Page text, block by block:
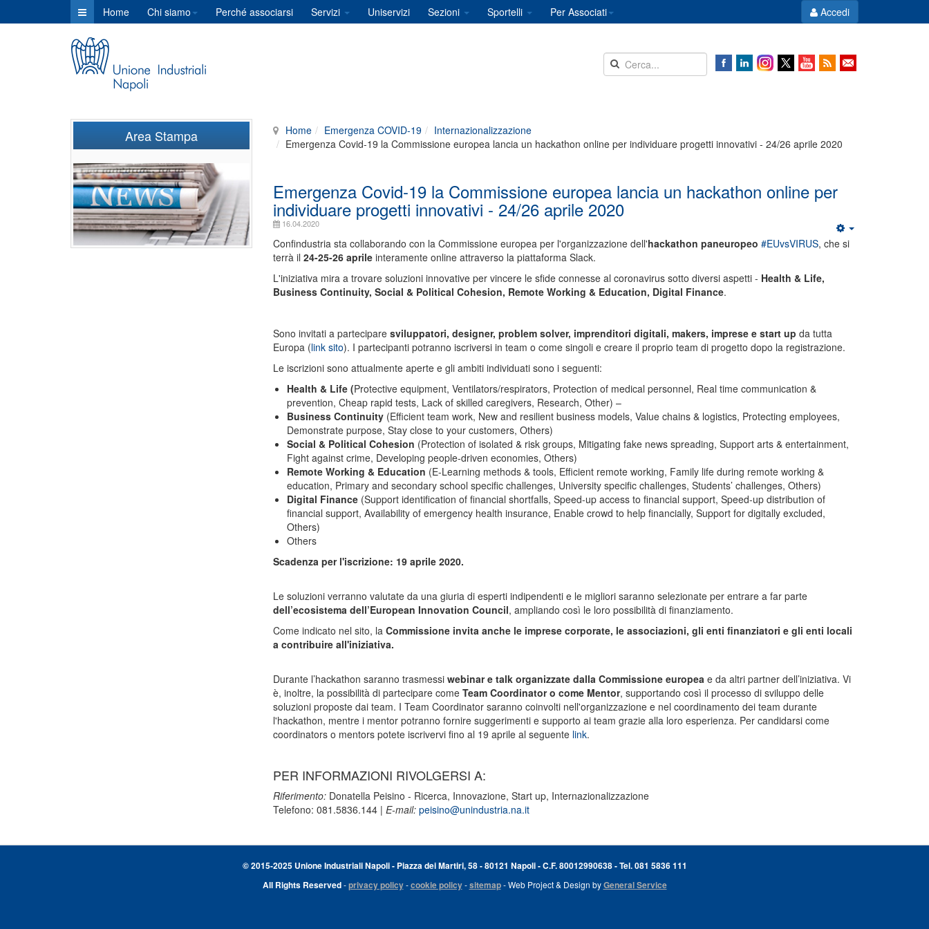
Home Chi siamo Perché associarsi Servizi Uniservizi Sezioni Sportelli Per Associati Accedi
Home Emergenza COVID-19
Internazionalizzazione
Emergenza Covid-19 la Commissione europea lancia un hackathon online per individuare progetti innovativi - 24/26 aprile 2020
Emergenza Covid-19 la Commissione europea lancia un hackathon online per
individuare progetti innovativi - 24/26 aprile 2020
16.04.2020
Confindustria sta collaborando con la Commissione europea per l'organizzazione dell'hackathon paneuropeo #EUvsVIRUS, che si
terrà il 24-25-26 aprileinteramente online attraverso la piattaforma Slack.
L'iniziativa mira a trovare soluzioni innovative per vincere le sfide connesse al coronavirus sotto diversi aspetti - Health & Life,
Business Continuity, Social & Political Cohesion, Remote Working & Education, Digital Finance.
Sono invitati a partecipare sviluppatori, designer, problem solver, imprenditori digitali, makers, imprese e start up da tutta
Europa (link sito). I partecipanti potranno iscriversi in team o come singoli e creare il proprio team di progetto dopo la registrazione.
Le iscrizioni sono attualmente aperte e gli ambiti individuati sono i seguenti:
Health & Life (Protective equipment, Ventilators/respirators, Protection of medical personnel, Real time communication &
prevention, Cheap rapid tests, Lack of skilled caregivers, Research, Other) –
Business Continuity(Efficient team work, New and resilient business models, Value chains & logistics, Protecting employees,
Demonstrate purpose, Stay close to your customers, Others)
Social & Political Cohesion (Protection of isolated & risk groups, Mitigating fake news spreading, Support arts & entertainment,
Fight against crime, Developing people-driven economies, Others)
Remote Working & Education (E-Learning methods & tools, Efficient remote working, Family life during remote working &
education, Primary and secondary school specific challenges, University specific challenges, Students’ challenges, Others)
Digital Finance(Support identification of financial shortfalls, Speed-up access to financial support, Speed-up distribution of
financial support, Availability of emergency health insurance, Enable crowd to help financially, Support for digitally excluded,
Others)
Others
Scadenza per l'iscrizione: 19 aprile 2020.
Le soluzioni verranno valutate da una giuria di esperti indipendenti e le migliori saranno selezionate per entrare a far parte
dell’ecosistema dell’European Innovation Council, ampliando così le loro possibilità di finanziamento.
Come indicato nel sito, la Commissione invita anche le imprese corporate, le associazioni, gli enti finanziatori e gli enti locali
a contribuire all'iniziativa.
Durante l’hackathon saranno trasmessi webinar e talk organizzate dalla Commissione europeae da altri partner dell’iniziativa. Vi
è, inoltre, la possibilità di partecipare come Team Coordinator o come Mentor, supportando così il processo di sviluppo delle
soluzioni proposte dai team. I Team Coordinator saranno coinvolti nell'organizzazione e nel coordinamento dei team durante
l'hackathon, mentre i mentor potranno fornire suggerimenti e supporto ai team grazie alla loro esperienza. Per candidarsi come
coordinators o mentors potete iscrivervi fino al 19 aprile al seguente link.
PER INFORMAZIONI RIVOLGERSI A:
Riferimento:Donatella Peisino - Ricerca, Innovazione, Start up, Internazionalizzazione
Telefono: 081.5836.144 | E-mail: peisino@unindustria.na.it
Area Stampa
© 2015-2025 Unione Industriali Napoli - Piazza dei Martiri, 58 - 80121 Napoli - C.F. 80012990638 - Tel. 081 5836 111
All Rights Reserved-privacy policy-cookie policy-sitemap- Web Project & Design byGeneral Service